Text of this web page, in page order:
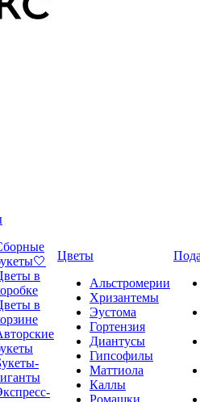
в
в
Цветы
Альстромерии
Хризантемы
Эустома
Гортензия
Диантусы
Гипсофилы
Маттиола
Каллы
Ромашки